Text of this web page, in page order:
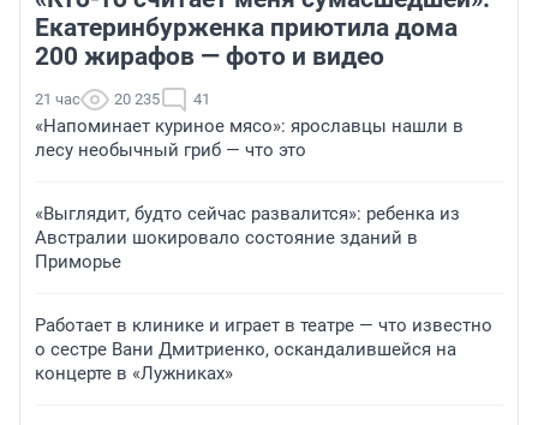
Екатеринбурженка приютила дома
200 жирафов — фото и видео
21 час 20 235 41
«Напоминает куриное мясо»: ярославцы нашли в
лесу необычный гриб — что это
«Выглядит, будто сейчас развалится»: ребенка из
Австралии шокировало состояние зданий в
Приморье
Работает в клинике и играет в театре — что известно
о сестре Вани Дмитриенко, оскандалившейся на
концерте в «Лужниках»